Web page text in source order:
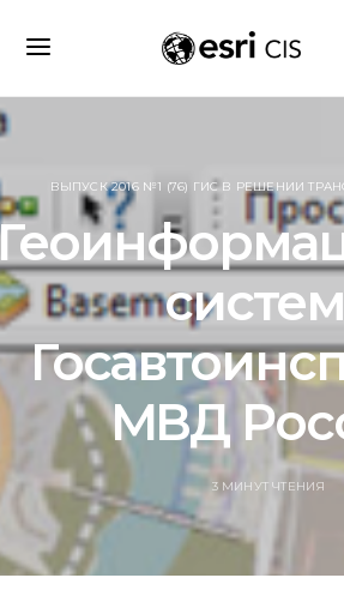
ВЫПУСК 2016 №1 (76) ГИС В РЕШЕНИИ
МВД
3 МИНУТ ЧТЕНИЯ